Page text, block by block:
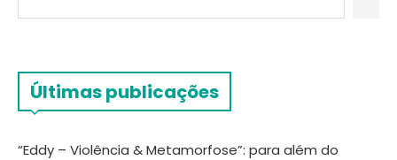
Últimas publicações
“Eddy – Violência & Metamorfose”: para além do